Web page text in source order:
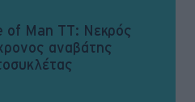
of Man ΤΤ: Nεκρός
αναβάτης